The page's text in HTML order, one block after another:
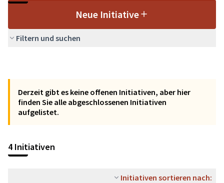
Neue Initiative
Filtern und suchen
Derzeit gibt es keine offenen Initiativen, aber hier
finden Sie alle abgeschlossenen Initiativen
aufgelistet.
4 Initiativen
Initiativen sortieren nach: